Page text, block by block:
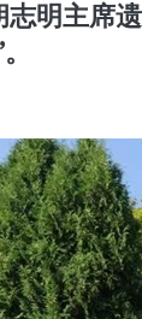
志明主席